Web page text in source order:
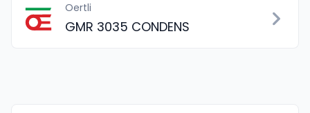
Oertli
GMR 3035 CONDENS